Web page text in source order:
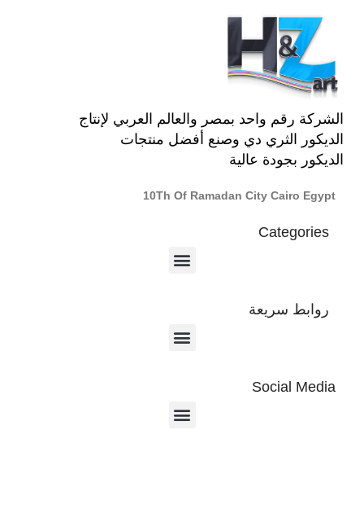
الشركة رقم واحد بمصر والعالم العربي لإنتاج
الديكور الثري دي وصنع أفضل منتجات
الديكور بجودة عالية
10Th Of Ramadan City Cairo Egypt
Categories
روابط سريعة
Social Media